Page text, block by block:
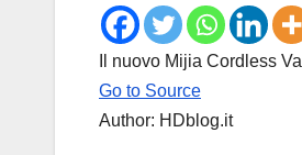
Il nuovo Mijia Cordless
Go to Source
Author: HDblog.it